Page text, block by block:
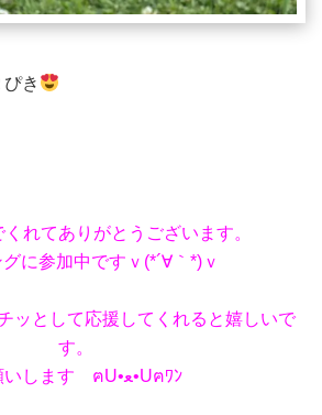
き
れてありがとうございます。
に参加中ですｖ(*´∀｀*)ｖ
ッとして応援してくれると嬉しいで
す。
お願いします ฅU•ﻌ•Uฅﾜﾝ